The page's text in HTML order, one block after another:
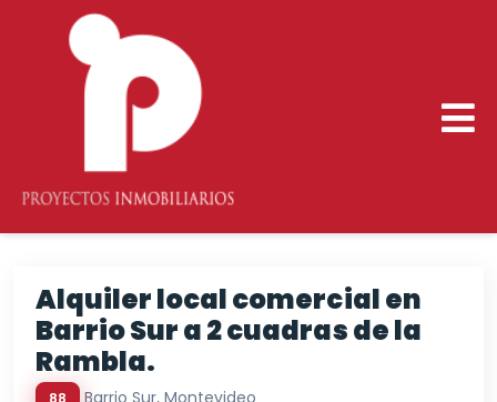
Alquiler local comercial en
Barrio Sur a 2 cuadras de la
Rambla.
88 Barrio Sur, Montevideo